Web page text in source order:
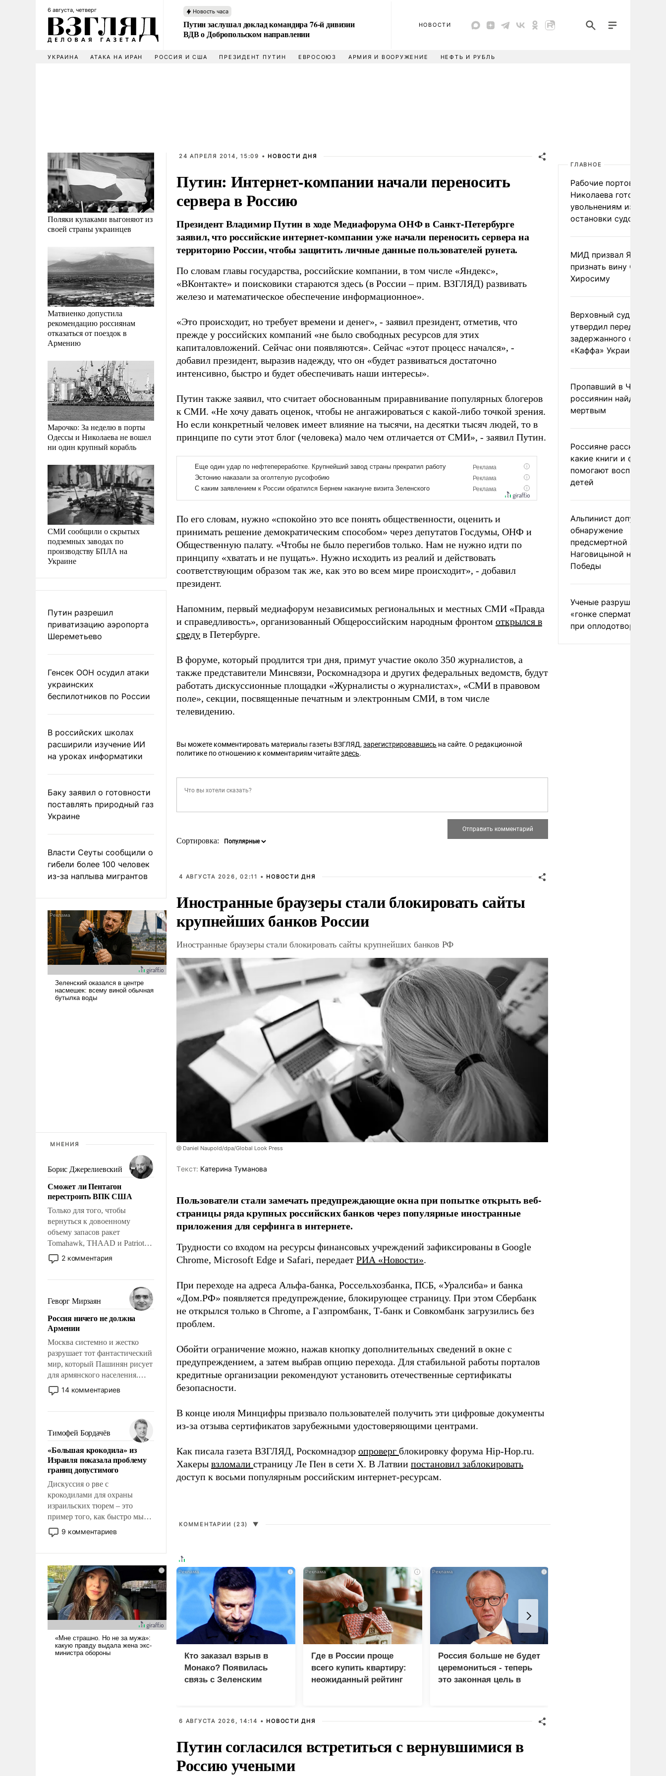
6 августа, четверг Новость часа
Путин заслушал доклад командира 76-й дивизии
ВДВ о Добропольском направлении
НОВОСТИ
УКРАИНА АТАКА НА ИРАН РОССИЯ И США ПРЕЗИДЕНТ ПУТИН ЕВРОСОЮЗ АРМИЯ И ВООРУЖЕНИЕ НЕФТЬ И РУБЛЬ
Поляки кулаками выгоняют из
своей страны украинцев
Матвиенко допустила
рекомендацию россиянам
отказаться от поездок в
Армению
Марочко: За неделю в порты
Одессы и Николаева не вошел
ни один крупный корабль
СМИ сообщили о скрытых
подземных заводах по
производству БПЛА на
Украине
Путин разрешил
приватизацию аэропорта
Шереметьево
Генсек ООН осудил атаки
украинских
беспилотников по России
В российских школах
расширили изучение ИИ
на уроках информатики
Баку заявил о готовности
поставлять природный газ
Украине
Власти Сеуты сообщили о
гибели более 100 человек
из-за наплыва мигрантов
МНЕНИЯ
Борис Джерелиевский
Сможет ли Пентагон
перестроить ВПК США
Только для того, чтобы
вернуться к довоенному
объему запасов ракет
Tomahawk, THAAD и Patriot
США потребуется более трех
лет. Даже небольшая война с
Сложившаяся ситуация
означает многолетний период
уязвимости США, например,
перед Китаем.
2 комментария
Геворг Мирзаян
Россия ничего не должна
Армении
Москва системно и жестко
разрушает тот фантастический
мир, который Пашинян рисует
для армянского населения.
Мир, где политические
прожекты будут безусловно
налогоплательщиков и где
Еревану за свои поступки не
нужно отвечать.
14 комментариев
Тимофей Бордачёв
«Большая крокодила» из
Израиля показала проблему
границ допустимого
Дискуссия о рве с
крокодилами для охраны
израильских тюрем – это
пример того, как быстро мы
двигаемся по пути
революционных изменений.
псевдонаучной фантастики,
стало всерьез обсуждаемой
идеей.
9 комментариев
24 АПРЕЛЯ 2014, 15:09 • НОВОСТИ ДНЯ
Путин: Интернет-компании начали переносить
сервера в Россию
Президент Владимир Путин в ходе Медиафорума ОНФ в Санкт-Петербурге
заявил, что российские интернет-компании уже начали переносить сервера на
территорию России, чтобы защитить личные данные пользователей рунета.
По словам главы государства, российские компании, в том числе «Яндекс»,
«ВКонтакте» и поисковики стараются здесь (в России – прим. ВЗГЛЯД) развивать
железо и математическое обеспечение информационное».
«Это происходит, но требует времени и денег», - заявил президент, отметив, что
прежде у российских компаний «не было свободных ресурсов для этих
капиталовложений. Сейчас они появляются». Сейчас «этот процесс начался», -
добавил президент, выразив надежду, что он «будет развиваться достаточно
интенсивно, быстро и будет обеспечивать наши интересы».
Путин также заявил, что считает обоснованным приравнивание популярных блогеров
к СМИ. «Не хочу давать оценок, чтобы не ангажироваться с какой-либо точкой зрения.
Но если конкретный человек имеет влияние на тысячи, на десятки тысяч людей, то в
принципе по сути этот блог (человека) мало чем отличается от СМИ», - заявил Путин.
По его словам, нужно «спокойно это все понять общественности, оценить и
принимать решение демократическим способом» через депутатов Госдумы, ОНФ и
Общественную палату. «Чтобы не было перегибов только. Нам не нужно идти по
принципу «хватать и не пущать». Нужно исходить из реалий и действовать
соответствующим образом так же, как это во всем мире происходит», - добавил
президент.
Напомним, первый медиафорум независимых региональных и местных СМИ «Правда
и справедливость», организованный Общероссийским народным фронтом открылся в
среду в Петербурге.
В форуме, который продлится три дня, примут участие около 350 журналистов, а
также представители Минсвязи, Роскомнадзора и других федеральных ведомств, будут
работать дискуссионные площадки «Журналисты о журналистах», «СМИ в правовом
поле», секции, посвященные печатным и электронным СМИ, в том числе
телевидению.
Вы можете комментировать материалы газеты ВЗГЛЯД, зарегистрировавшись на сайте. О редакционной
политике по отношению к комментариям читайтездесь.
Сортировка:
4 АВГУСТА 2026, 02:11 • НОВОСТИ ДНЯ
Иностранные браузеры стали блокировать сайты
крупнейших банков России
Иностранные браузеры стали блокировать сайты крупнейших банков РФ
@ Daniel Naupold/dpa/Global Look Press
Tекст: Катерина Туманова
Пользователи стали замечать предупреждающие окна при попытке открыть веб-
страницы ряда крупных российских банков через популярные иностранные
приложения для серфинга в интернете.
Трудности со входом на ресурсы финансовых учреждений зафиксированы в Google
Chrome, Microsoft Edge и Safari, передает РИА «Новости».
При переходе на адреса Альфа-банка, Россельхозбанка, ПСБ, «Уралсиба» и банка
«Дом.РФ» появляется предупреждение, блокирующее страницу. При этом Сбербанк
не открылся только в Chrome, а Газпромбанк, Т-банк и Совкомбанк загрузились без
проблем.
Обойти ограничение можно, нажав кнопку дополнительных сведений в окне с
предупреждением, а затем выбрав опцию перехода. Для стабильной работы порталов
кредитные организации рекомендуют установить отечественные сертификаты
безопасности.
В конце июля Минцифры призвало пользователей получить эти цифровые документы
из-за отзыва сертификатов зарубежными удостоверяющими центрами.
Как писала газета ВЗГЛЯД, Роскомнадзор опроверг блокировку форума Hip-Hop.ru.
Хакеры взломали страницу Ле Пен в сети X. В Латвии постановил заблокировать
доступ к восьми популярным российским интернет-ресурсам.
КОММЕНТАРИИ (23) ▼
i
Кто заказал взрыв в
Монако? Появилась
связь с Зеленским
i
Где в России проще
всего купить квартиру:
неожиданный рейтинг
i
Россия больше не будет
церемониться - теперь
это законная цель в
6 АВГУСТА 2026, 14:14 • НОВОСТИ ДНЯ
Путин согласился встретиться с вернувшимися в
Россию учеными
ГЛАВНОЕ
Рабочие портов
Николаева готовятся к
увольнениям из-за
остановки судоходства
МИД призвал Японию
признать вину США за
Хиросиму
Верховный суд Швеции
утвердил передачу
задержанного
«Каффа» Украине
Пропавший в
россиянин найден
мертвым
Россияне рассказали,
какие книги и фильмы
помогают воспитывать
детей
Альпинист допустил
обнаружение
предсмертной записки
Наговицыной на пике
Победы
Ученые разрушили миф
«гонке
при оплодотворении